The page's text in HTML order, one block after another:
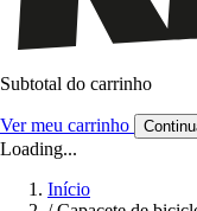
Subtotal do carrinho
Ver meu carrinho
Loading...
Início